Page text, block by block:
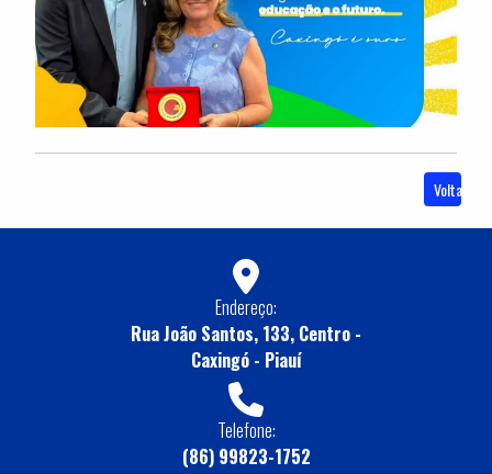
Voltar
Endereço:
Rua João Santos, 133, Centro -
Caxingó - Piauí
Telefone:
(86) 99823-1752